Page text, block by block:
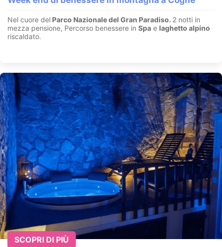
Nel cuore del Parco Nazionale del Gran Paradiso. 2 notti in
mezza pensione, Percorso benessere in Spa e laghetto alpino
riscaldato.
SCOPRI DI PIÙ